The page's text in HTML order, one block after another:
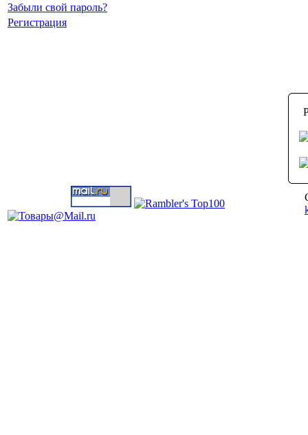
Забыли свой пароль?
Регистрация